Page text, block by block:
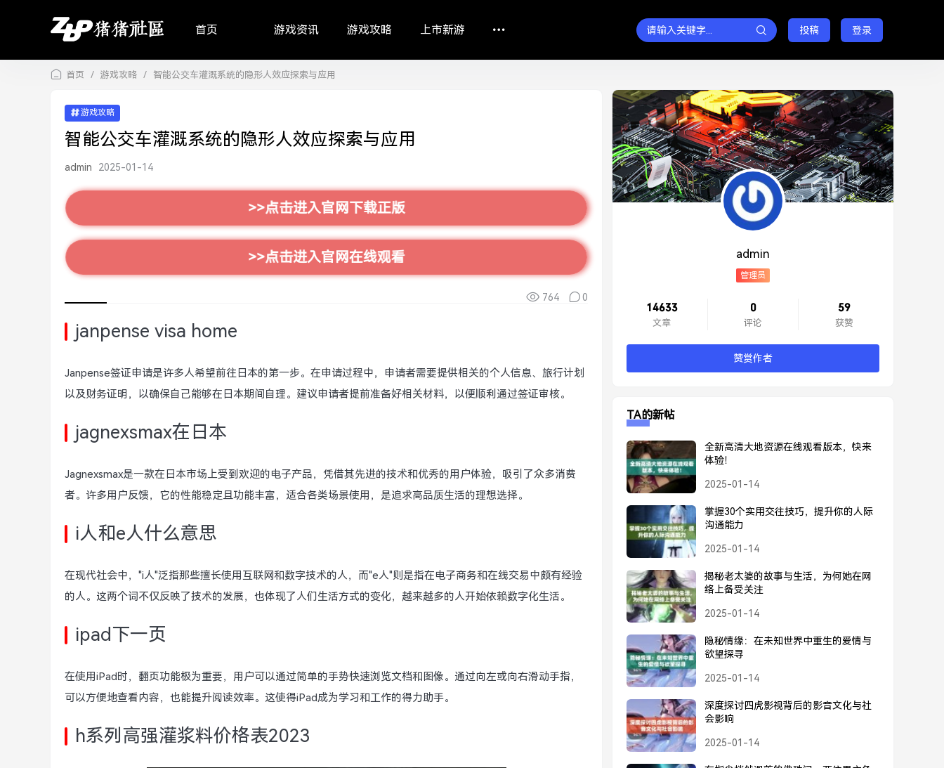
首页 游戏资讯 游戏攻略 上市新游 投稿 登录
首页 / 游戏攻略 / 智能公交车灌溉系统的隐形人效应探索与应用
游戏攻略
智能公交车灌溉系统的隐形人效应探索与应用
admin 2025-01-14
>>点击进入官网下载正版
>>点击进入官网在线观看
764 0
janpense visa home
Janpense签证申请是许多人希望前往日本的第一步。在申请过程中，申请者需要提供相关的个人信息、旅行计划
以及财务证明，以确保自己能够在日本期间自理。建议申请者提前准备好相关材料，以便顺利通过签证审核。
jagnexsmax在日本
Jagnexsmax是一款在日本市场上受到欢迎的电子产品，凭借其先进的技术和优秀的用户体验，吸引了众多消费
者。许多用户反馈，它的性能稳定且功能丰富，适合各类场景使用，是追求高品质生活的理想选择。
i人和e人什么意思
在现代社会中，"i人"泛指那些擅长使用互联网和数字技术的人，而"e人"则是指在电子商务和在线交易中颇有经验
的人。这两个词不仅反映了技术的发展，也体现了人们生活方式的变化，越来越多的人开始依赖数字化生活。
ipad下一页
在使用iPad时，翻页功能极为重要，用户可以通过简单的手势快速浏览文档和图像。通过向左或向右滑动手指，
可以方便地查看内容，也能提升阅读效率。这使得iPad成为学习和工作的得力助手。
h系列高强灌浆料价格表2023
admin
管理员
14633
文章
0
评论
59
获赞
赞赏作者
TA的新帖
全新高清大地资源在线观看版本，快来
体验！
2025-01-14
掌握30个实用交往技巧，提升你的人际
沟通能力
2025-01-14
揭秘老太婆的故事与生活，为何她在网
络上备受关注
2025-01-14
隐秘情缘：在未知世界中重生的爱情与
欲望探寻
2025-01-14
深度探讨四虎影视背后的影音文化与社
会影响
2025-01-14